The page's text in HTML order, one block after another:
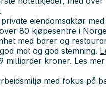
eiendomsaktør
80 kjøpesentre i
med barer og
mat og god stemning.
milliarder kroner. Les
med fokus på